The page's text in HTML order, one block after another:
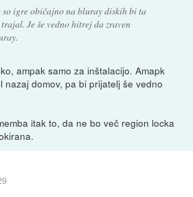
so igre običajno na bluray diskih bi ta
Je še vedno hitrej da zraven
ampak samo za inštalacijo. Amapk
nazaj domov, pa bi prijatelj še vedno
itak to, da ne bo več region locka